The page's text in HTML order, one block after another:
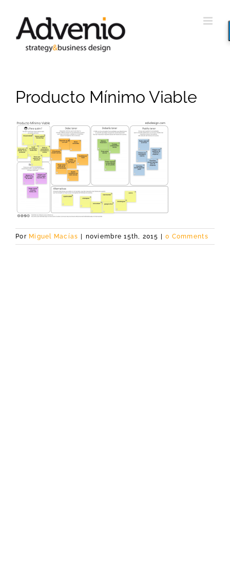
contenido
Producto Mínimo Viable
Por Miguel Macías noviembre 15th, 2015 0 Comments